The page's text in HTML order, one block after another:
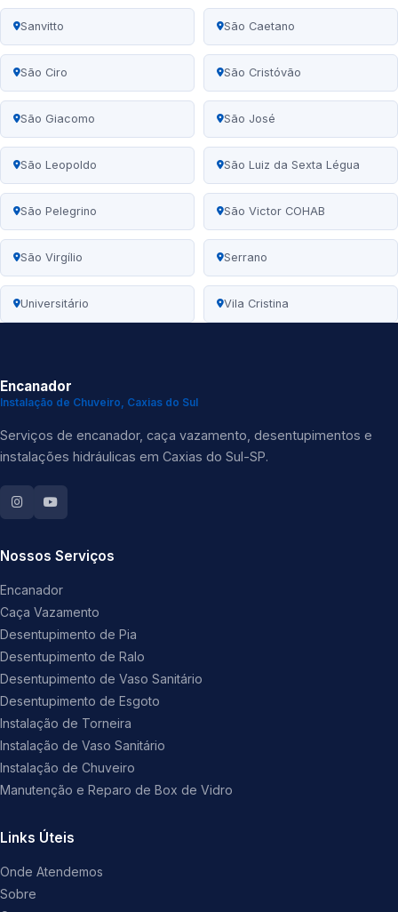
Sanvitto São Caetano
São Ciro São Cristóvão
São Giacomo São José
São Leopoldo São Luiz da Sexta Légua
São Pelegrino São Victor COHAB
São Virgílio Serrano
Universitário Vila Cristina
Encanador
Instalação de Chuveiro, Caxias do Sul
Serviços de encanador, caça vazamento, desentupimentos e
instalações hidráulicas em Caxias do Sul-SP.
Nossos Serviços
Encanador
Caça Vazamento
Desentupimento de Pia
Desentupimento de Ralo
Desentupimento de Vaso Sanitário
Desentupimento de Esgoto
Instalação de Torneira
Instalação de Vaso Sanitário
Instalação de Chuveiro
Manutenção e Reparo de Box de Vidro
Links Úteis
Onde Atendemos
Sobre